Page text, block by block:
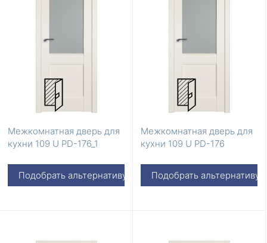
Межкомнатная дверь для
кухни 109 U PD-176_1
Подобрать альтернативу
Межкомнатная дверь для
кухни 109 U PD-176
Подобрать альтернативу